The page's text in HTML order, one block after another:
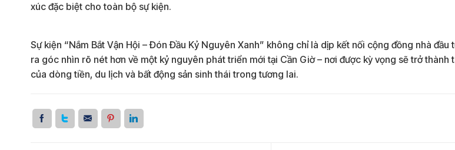
xúc đặc biệt cho toàn bộ sự kiện.
Sự kiện “Nắm Bắt Vận Hội – Đón Đầu Kỷ Nguyên Xanh” không chỉ là dịp kết nối cộng đồng nhà đầu
ra góc nhìn rõ nét hơn về một kỷ nguyên phát triển mới tại Cần Giờ – nơi được kỳ vọng sẽ trở thành
của dòng tiền, du lịch và bất động sản sinh thái trong tương lai.